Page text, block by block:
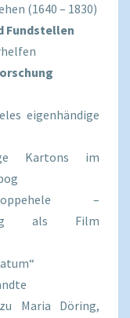
(1640 – 1830)
Fundstellen
eigenhändige
Kartons im
–
als Film
Maria Döring,